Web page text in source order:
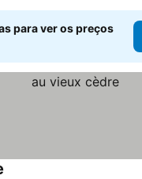
para ver os preços